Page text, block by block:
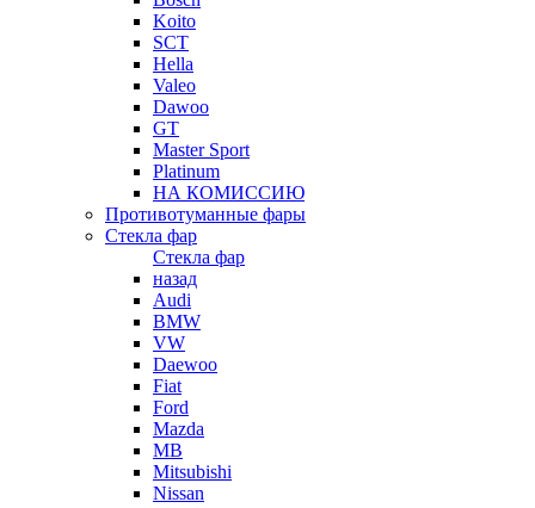
Koito
SCT
Hella
Valeo
Dawoo
GT
Master Sport
Platinum
НА КОМИССИЮ
Противотуманные фары
Стекла фар
Стекла фар
назад
Audi
BMW
VW
Daewoo
Fiat
Ford
Mazda
MB
Mitsubishi
Nissan